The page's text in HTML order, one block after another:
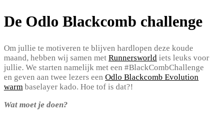
De Odlo Blackcomb challenge
Om jullie te motiveren te blijven hardlopen deze koude
maand, hebben wij samen met Runnersworld iets leuks voor
jullie. We starten namelijk met een #BlackCombChallenge
en geven aan twee lezers een Odlo Blackcomb Evolution
warm baselayer kado. Hoe tof is dat?!
Wat moet je doen?